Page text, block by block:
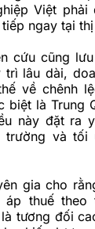
Việt
ngay tại
cứu cũng
trì lâu dài,
về chênh
biệt là Trung
này đặt ra
trường và tối
gia cho
thuế theo
tương đối